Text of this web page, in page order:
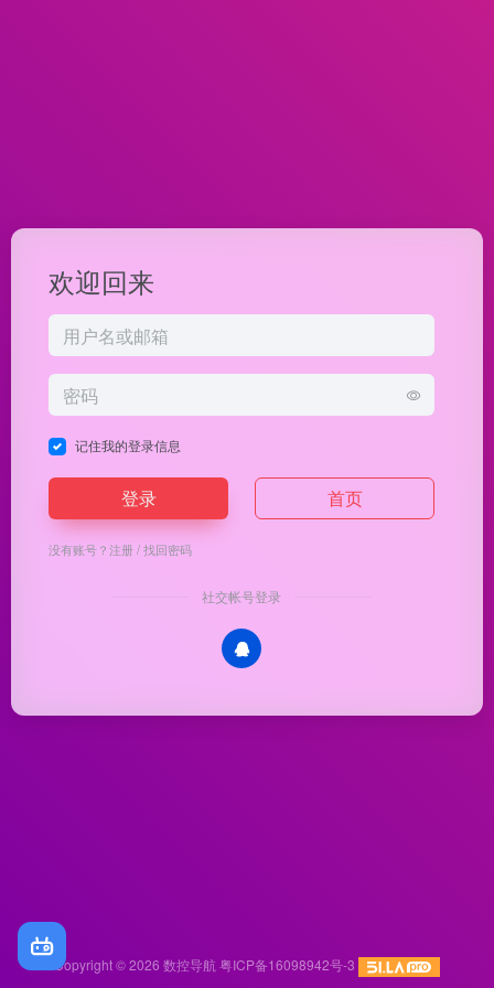
欢迎回来
记住我的登录信息
登录 首页
没有账号？注册/找回密码
社交帐号登录
Copyright © 2026 数控导航 粤ICP备16098942号-3